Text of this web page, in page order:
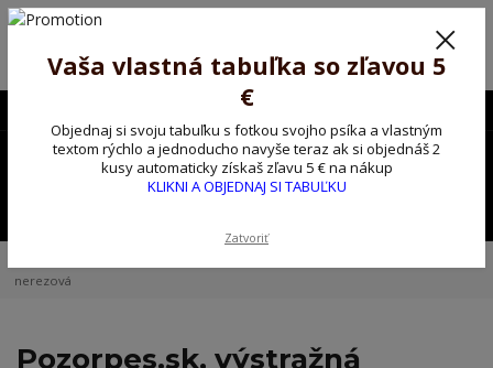
Poprosíme ctených zákazníkov o trpezlivosť, v tomto období máme
Preto sme Vám pripravili malý darček ako ospravedlnenie.
!!! ZĽAVA 5€ na PRVÚ objednávku nad 30€ s kódom pozorpes5 !!!
0,00 EUR
nerezová
Pozorpes.sk, výstražná
Vaša vlastná tabuľka so zľavou 5
€
Objednaj si svoju tabuľku s fotkou svojho psíka a vlastným
textom rýchlo a jednoducho navyše teraz ak si objednáš 2
kusy automaticky získaš zľavu 5 € na nákup
KLIKNI A OBJEDNAJ SI TABUĽKU
Zatvoriť